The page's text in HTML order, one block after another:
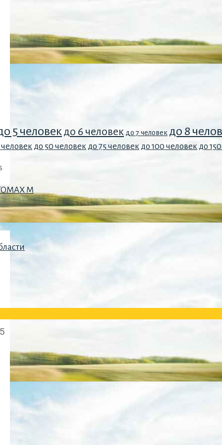
5 человек до 6 человек до 7 человек до 8
до 50 человек до 75 человек до 100 человек до
M